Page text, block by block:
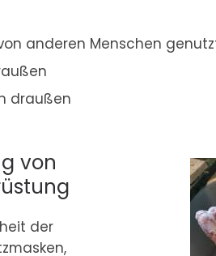
anderen Menschen
draußen
von
der